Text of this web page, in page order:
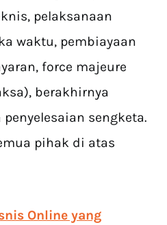
pelaksanaan
waktu, pembiayaan
force majeure
berakhirnya
sengketa.
pihak di atas
Online yang